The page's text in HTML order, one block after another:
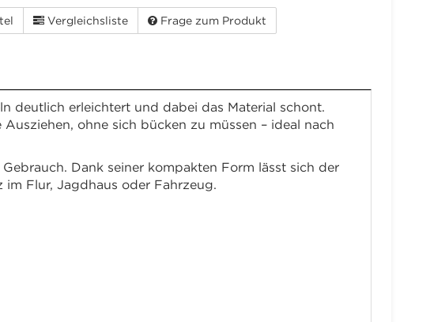
Vergleichsliste Frage zum Produkt
deutlich erleichtert und dabei das Material schont.
ohne sich bücken zu müssen – ideal nach
Dank seiner kompakten Form lässt sich der
Flur, Jagdhaus oder Fahrzeug.